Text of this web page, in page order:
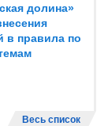
долина»
в правила по
Весь список